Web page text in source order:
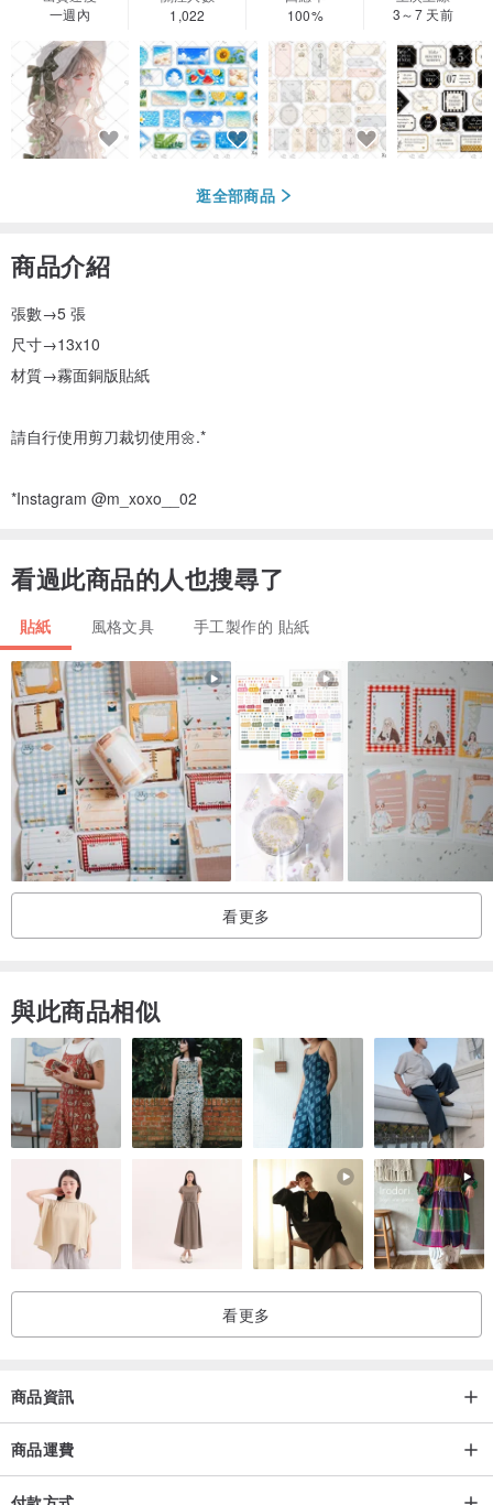
一週內
1,022
100%
3～7 天前
逛全部商品
商品介紹
張數→5 張
尺寸→13x10
材質→霧面銅版貼紙
請自行使用剪刀裁切使用🌼.*
*Instagram @m_xoxo__02
看過此商品的人也搜尋了
貼紙 風格文具 手工製作的 貼紙
看更多
與此商品相似
看更多
商品資訊
商品運費